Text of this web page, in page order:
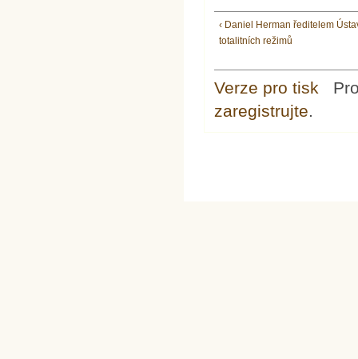
‹ Daniel Herman ředitelem
totalitních režimů
Verze pro tisk
zaregistrujte.